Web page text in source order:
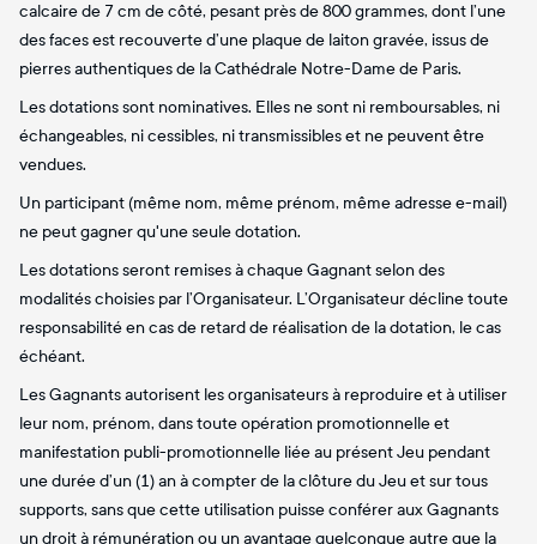
calcaire de 7 cm de côté, pesant près de 800 grammes, dont l’une
des faces est recouverte d’une plaque de laiton gravée, issus de
pierres authentiques de la Cathédrale Notre-Dame de Paris.
Les dotations sont nominatives. Elles ne sont ni remboursables, ni
échangeables, ni cessibles, ni transmissibles et ne peuvent être
vendues.
Un participant (même nom, même prénom, même adresse e-mail)
ne peut gagner qu'une seule dotation.
Les dotations seront remises à chaque Gagnant selon des
modalités choisies par l’Organisateur. L’Organisateur décline toute
responsabilité en cas de retard de réalisation de la dotation, le cas
échéant.
Les Gagnants autorisent les organisateurs à reproduire et à utiliser
leur nom, prénom, dans toute opération promotionnelle et
manifestation publi-promotionnelle liée au présent Jeu pendant
une durée d’un (1) an à compter de la clôture du Jeu et sur tous
supports, sans que cette utilisation puisse conférer aux Gagnants
un droit à rémunération ou un avantage quelconque autre que la